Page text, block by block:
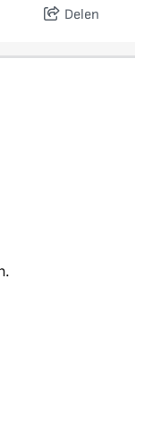
Delen